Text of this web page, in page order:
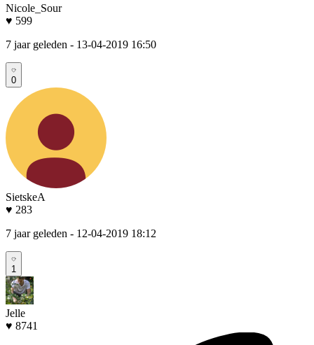
Nicole_Sour
♥ 599
7 jaar geleden - 13-04-2019 16:50
0
SietskeA
♥ 283
7 jaar geleden - 12-04-2019 18:12
1
Jelle
♥ 8741